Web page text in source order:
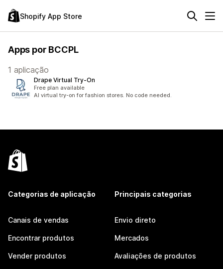
Shopify App Store
Apps por BCCPL
1 aplicação
Drape Virtual Try‑On
Free plan available
AI virtual try-on for fashion stores. No code needed.
Categorias de aplicação
Canais de vendas
Encontrar produtos
Vender produtos
Principais categorias
Envio direto
Mercados
Avaliações de produtos